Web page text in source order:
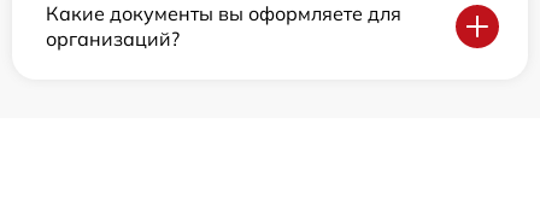
Какие документы вы оформляете для
организаций?